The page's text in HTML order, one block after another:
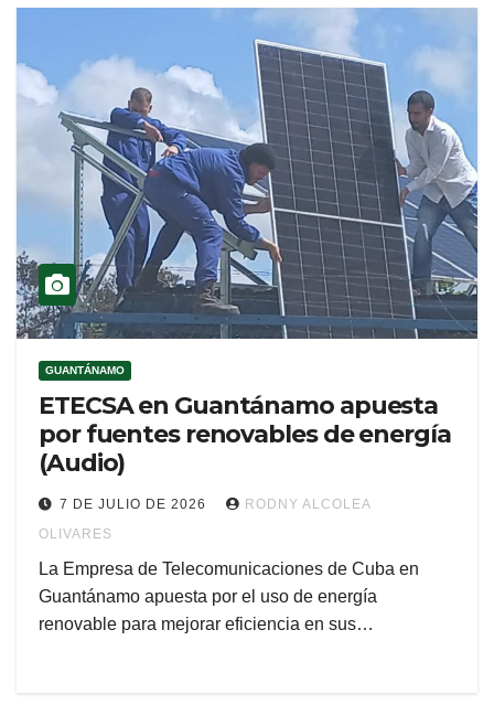
GUANTÁNAMO
ETECSA en Guantánamo apuesta
por fuentes renovables de energía
(Audio)
7 DE JULIO DE 2026
RODNY ALCOLEA
OLIVARES
La Empresa de Telecomunicaciones de Cuba en
Guantánamo apuesta por el uso de energía
renovable para mejorar eficiencia en sus…